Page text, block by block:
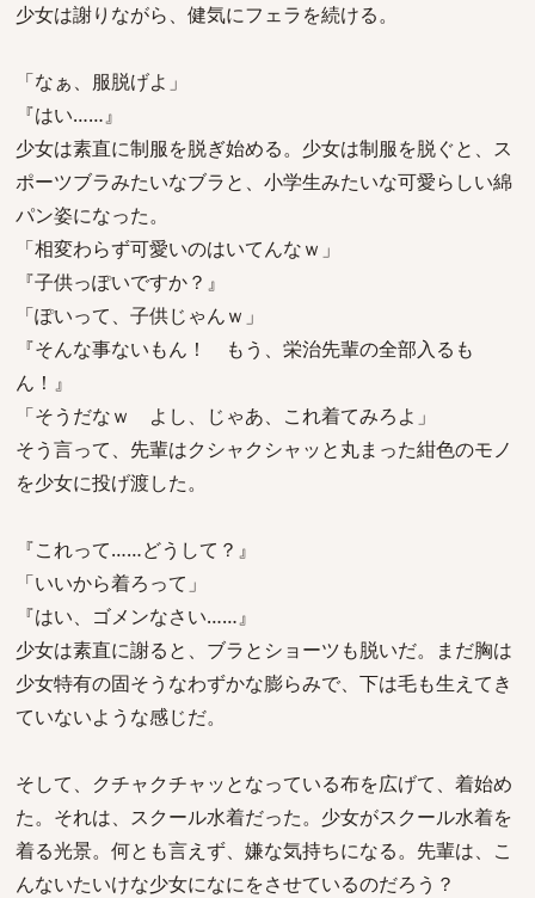
少女は謝りながら、健気にフェラを続ける。
「なぁ、服脱げよ」
『はい……』
少女は素直に制服を脱ぎ始める。少女は制服を脱ぐと、ス
ポーツブラみたいなブラと、小学生みたいな可愛らしい綿
パン姿になった。
「相変わらず可愛いのはいてんなｗ」
『子供っぽいですか？』
「ぽいって、子供じゃんｗ」
『そんな事ないもん！ もう、栄治先輩の全部入るも
ん！』
「そうだなｗ よし、じゃあ、これ着てみろよ」
そう言って、先輩はクシャクシャッと丸まった紺色のモノ
を少女に投げ渡した。
『これって……どうして？』
「いいから着ろって」
『はい、ゴメンなさい……』
少女は素直に謝ると、ブラとショーツも脱いだ。まだ胸は
少女特有の固そうなわずかな膨らみで、下は毛も生えてき
ていないような感じだ。
そして、クチャクチャッとなっている布を広げて、着始め
た。それは、スクール水着だった。少女がスクール水着を
着る光景。何とも言えず、嫌な気持ちになる。先輩は、こ
んないたいけな少女になにをさせているのだろう？